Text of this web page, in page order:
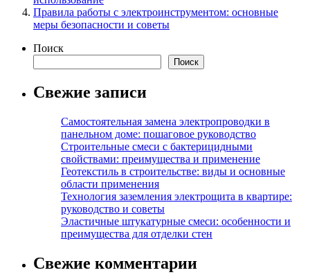
Правила работы с электроинструментом: основные
меры безопасности и советы
Поиск
Поиск
Свежие записи
Самостоятельная замена электропроводки в
панельном доме: пошаговое руководство
Строительные смеси с бактерицидными
свойствами: преимущества и применение
Геотекстиль в строительстве: виды и основные
области применения
Технология заземления электрощита в квартире:
руководство и советы
Эластичные штукатурные смеси: особенности и
преимущества для отделки стен
Свежие комментарии